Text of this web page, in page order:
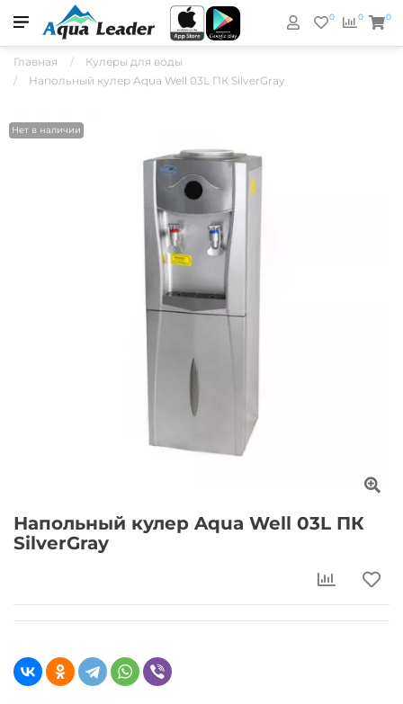
0
0 0
Главная
Кулеры для воды
Напольный кулер Aqua Well 03L ПК SilverGray
Нет в наличии
Напольный кулер Aqua Well 03L ПК
SilverGray